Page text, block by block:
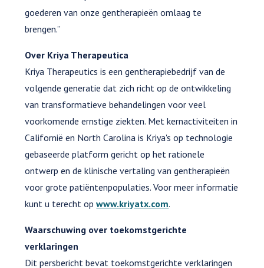
goederen van onze gentherapieën omlaag te
brengen.”
Over Kriya Therapeutica
Kriya Therapeutics is een gentherapiebedrijf van de
volgende generatie dat zich richt op de ontwikkeling
van transformatieve behandelingen voor veel
voorkomende ernstige ziekten. Met kernactiviteiten in
Californië en North Carolina is Kriya's op technologie
gebaseerde platform gericht op het rationele
ontwerp en de klinische vertaling van gentherapieën
voor grote patiëntenpopulaties. Voor meer informatie
kunt u terecht opwww.kriyatx.com.
Waarschuwing over toekomstgerichte
verklaringen
Dit persbericht bevat toekomstgerichte verklaringen